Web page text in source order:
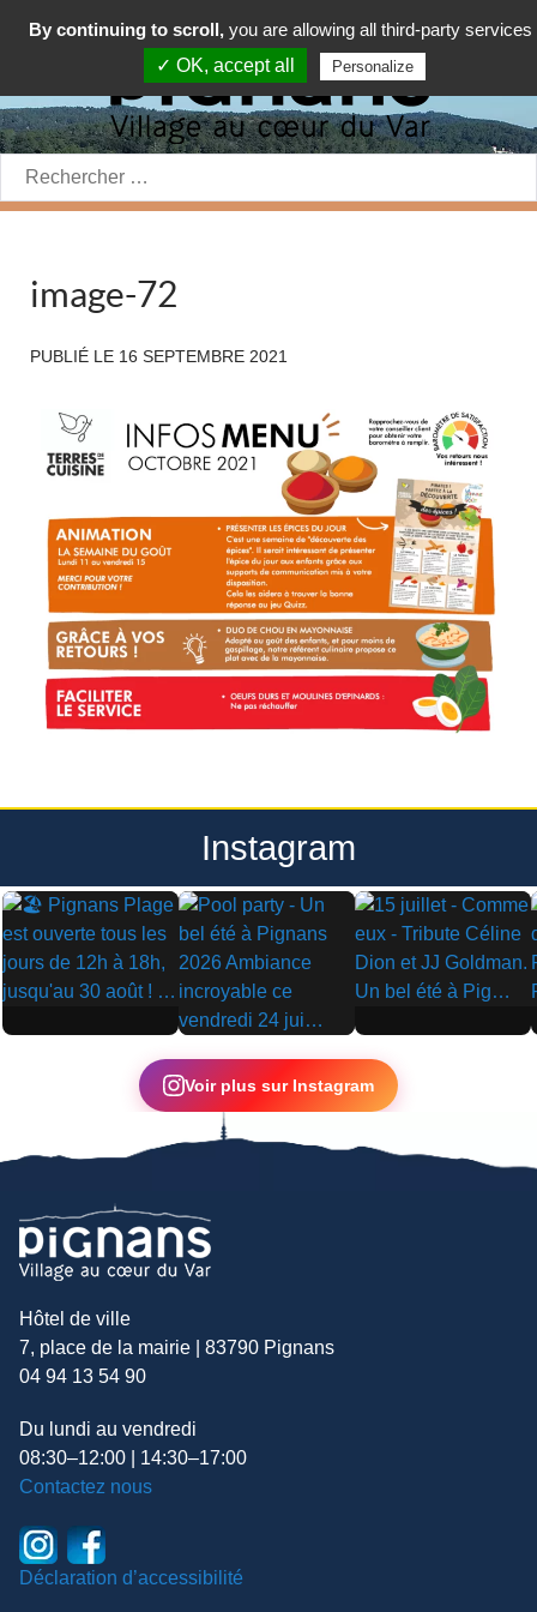
Rechercher:
image-72
PUBLIÉ LE 16 SEPTEMBRE 2021
Instagram
▶
▶
▶
Voir plus sur Instagram
Hôtel de ville
7, place de la mairie | 83790 Pignans
04 94 13 54 90
Du lundi au vendredi
08:30–12:00 | 14:30–17:00
Contactez nous
Déclaration d’accessibilité
By continuing to scroll, you are allowing all third-party services
✓ OK, accept all
Personalize